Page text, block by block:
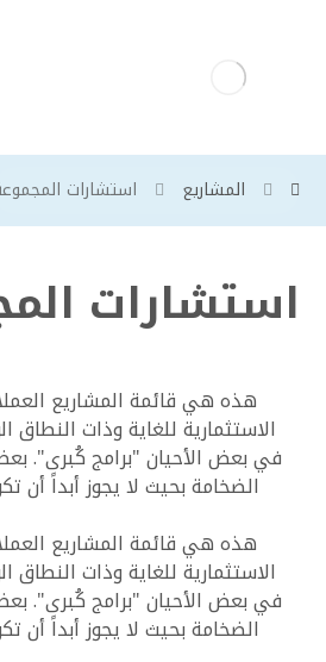
المشاريع استشارات
استشارات
هذه هي قائمة المشاريع
الاستثمارية للغاية وذات
في بعض الأحيان "برامج كُبرى".
الضخامة بحيث لا يجوز أبداً أن
هذه هي قائمة المشاريع
الاستثمارية للغاية وذات
في بعض الأحيان "برامج كُبرى".
الضخامة بحيث لا يجوز أبداً أن